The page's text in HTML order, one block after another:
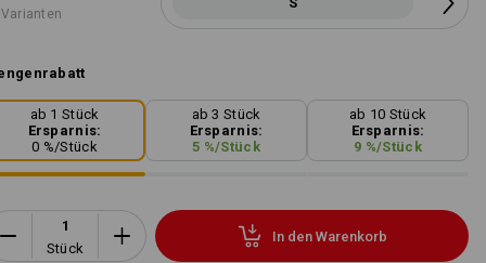
ab 1 Stück
Ersparnis:
0 %/Stück
ab 3 Stück
Ersparnis:
5 %/Stück
ab 10 Stück
Ersparnis:
9 %/Stück
Stück
In den Warenkorb